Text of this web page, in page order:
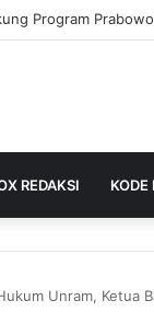
REDAKSI
Unram, Ketua